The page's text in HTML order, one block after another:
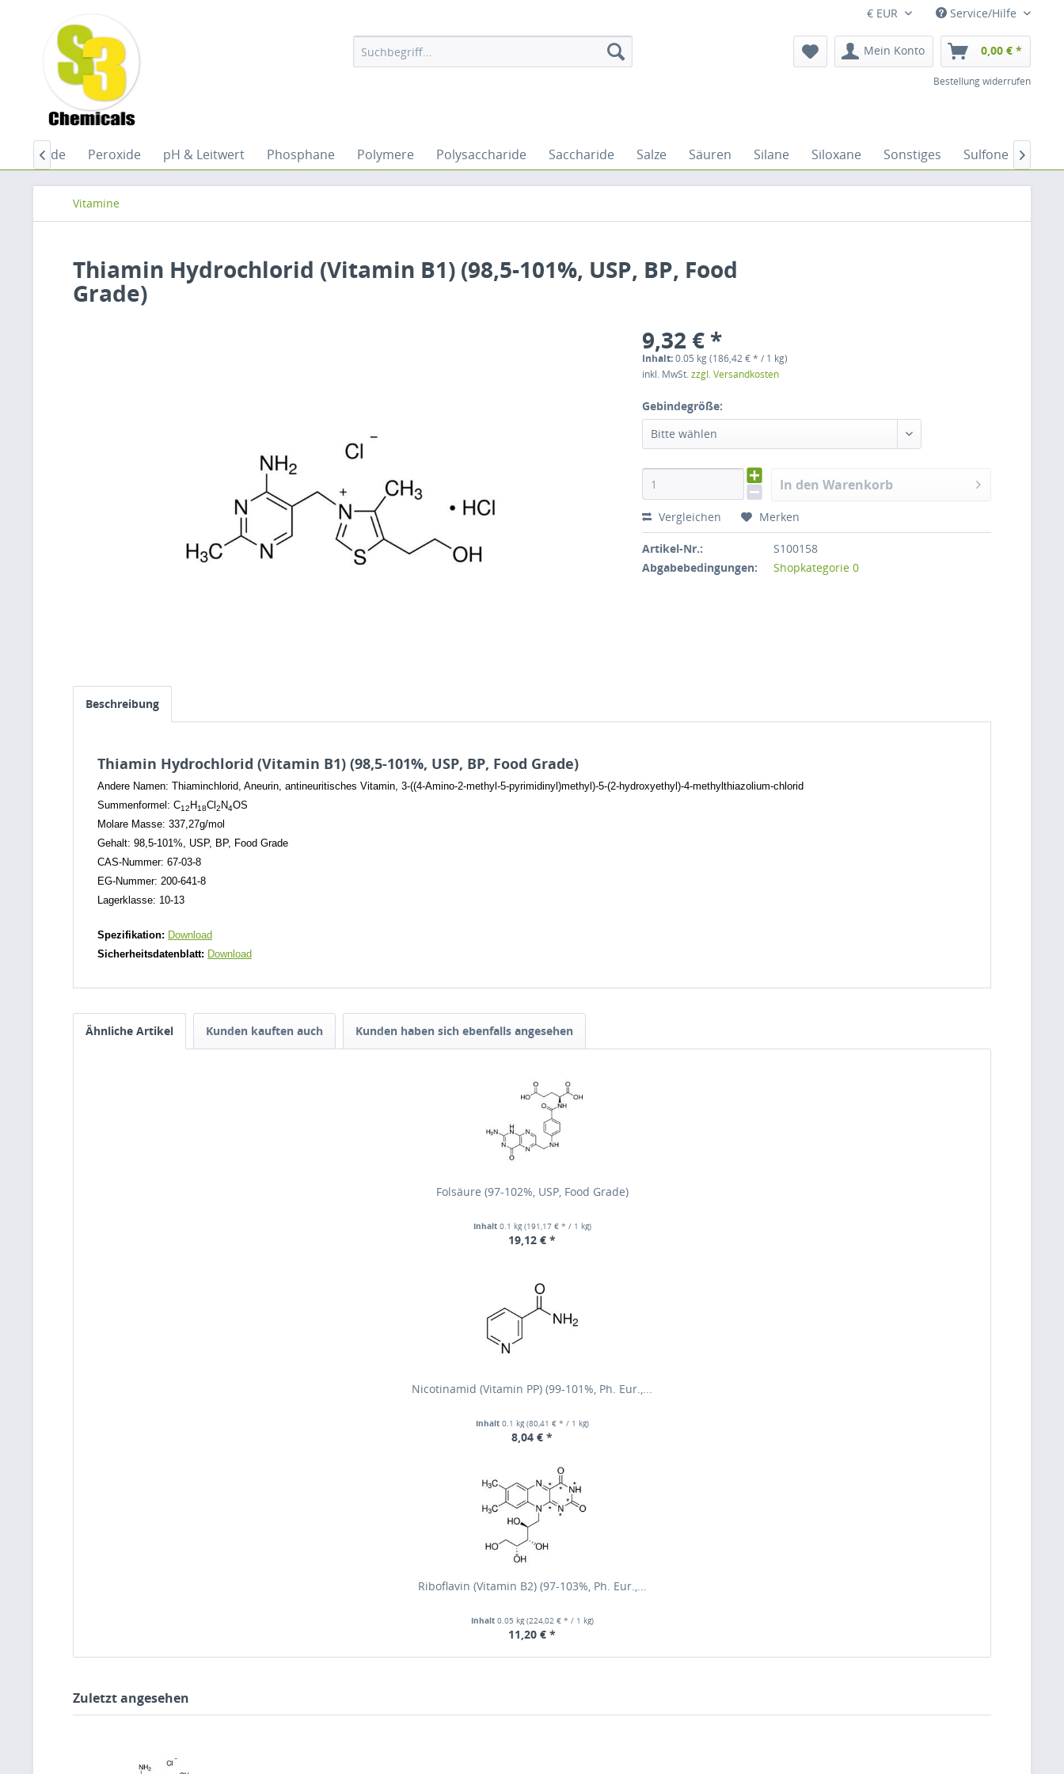
€ EUR Service/Hilfe
Mein Konto 0,00 € *
Bestellung widerrufen
Peptide Peroxide pH & Leitwert Phosphane Polymere Polysaccharide Saccharide Salze Säuren Silane Siloxane Sonstiges Sulfone
 
Vitamine
Thiamin Hydrochlorid (Vitamin B1) (98,5-101%, USP, BP, Food
Grade)
9,32 € *
Inhalt:0.05 kg (186,42 € * / 1 kg)
inkl. MwSt.zzgl. Versandkosten
Gebindegröße:
Bitte wählen
In den Warenkorb
Vergleichen Merken
Artikel-Nr.:
S100158
Abgabebedingungen:
Shopkategorie 0
Beschreibung
Thiamin Hydrochlorid (Vitamin B1) (98,5-101%, USP, BP, Food Grade)
Andere Namen: Thiaminchlorid, Aneurin, antineuritisches Vitamin, 3-((4-Amino-2-methyl-5-pyrimidinyl)methyl)-5-(2-hydroxyethyl)-4-methylthiazolium-chlorid
Summenformel: C12 H18Cl 2 N4OS
Molare Masse: 337,27g/mol
Gehalt: 98,5-101%, USP, BP, Food Grade
CAS-Nummer: 67-03-8
EG-Nummer: 200-641-8
Lagerklasse: 10-13
Spezifikation: Download
Sicherheitsdatenblatt: Download
Ähnliche Artikel Kunden kauften auch Kunden haben sich ebenfalls angesehen
Folsäure (97-102%, USP, Food Grade)
Inhalt 0.1 kg(191,17 € * / 1 kg)
19,12 € *
Nicotinamid (Vitamin PP) (99-101%, Ph. Eur.,...
Inhalt 0.1 kg(80,41 € * / 1 kg)
8,04 € *
Riboflavin (Vitamin B2) (97-103%, Ph. Eur.,...
Inhalt 0.05 kg(224,02 € * / 1 kg)
11,20 € *
Zuletzt angesehen